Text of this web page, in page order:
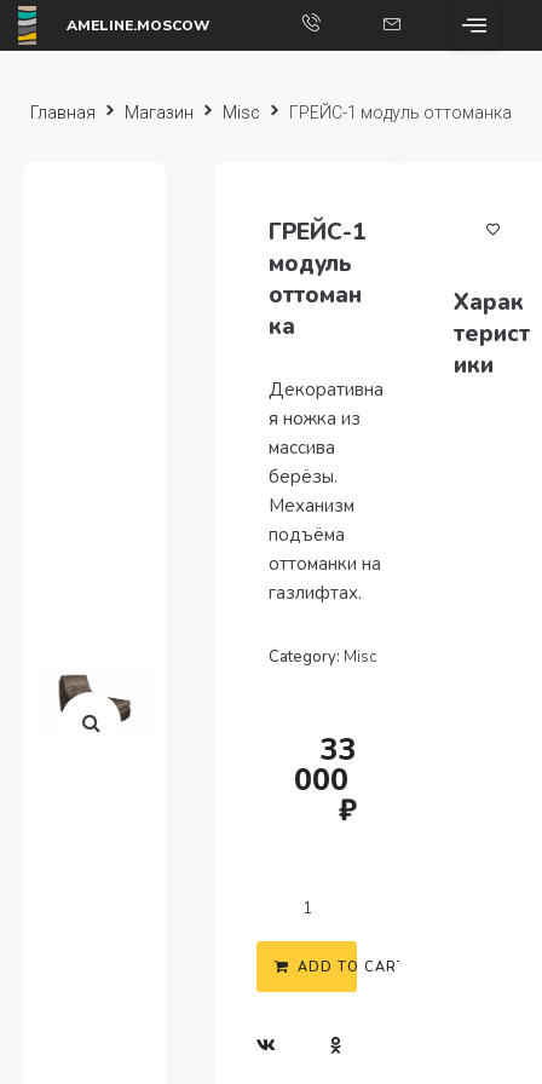
AMELINE.MOSCOW
Главная Магазин Misc ГРЕЙС-1 модуль оттоманка
ГРЕЙС-1
модуль
оттоман
ка
Декоративна
я ножка из
массива
берёзы.
Механизм
подъёма
оттоманки на
газлифтах.
Category: Misc
33
000
₽
ADD TO CART
Харак
терист
ики